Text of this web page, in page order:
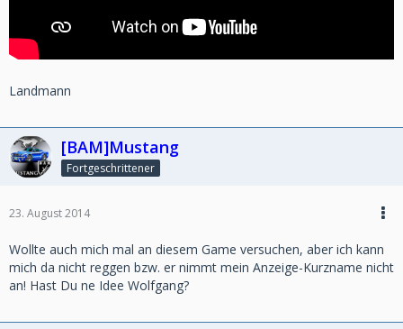
Landmann
[BAM]Mustang
Fortgeschrittener
23. August 2014
Wollte auch mich mal an diesem Game versuchen, aber ich kann
mich da nicht reggen bzw. er nimmt mein Anzeige-Kurzname nicht
an! Hast Du ne Idee Wolfgang?